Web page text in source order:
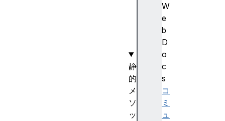
W
e
b
D
o
c
s
コ
ミ
ュ
静
的
メ
ソ
ッ